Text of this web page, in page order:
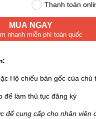
Thanh toán
MUA NGAY
nhanh miễn phí toàn quốc
Hộ chiếu bản gốc của chủ
để làm thủ tục đăng ký
để cung cấp cho nhân viên